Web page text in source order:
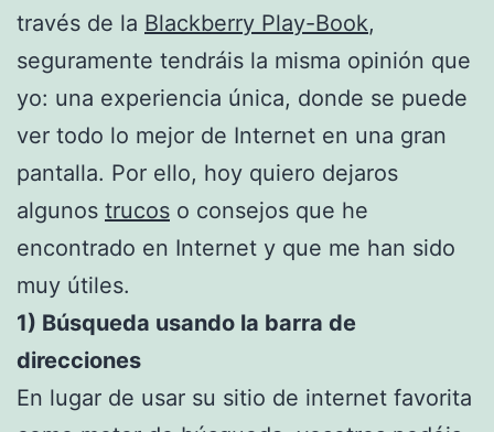
través de la Blackberry Play-Book,
seguramente tendráis la misma opinión que
yo: una experiencia única, donde se puede
ver todo lo mejor de Internet en una gran
pantalla. Por ello, hoy quiero dejaros
algunos trucos o consejos que he
encontrado en Internet y que me han sido
muy útiles.
1) Búsqueda usando la barra de
direcciones
En lugar de usar su sitio de internet favorita